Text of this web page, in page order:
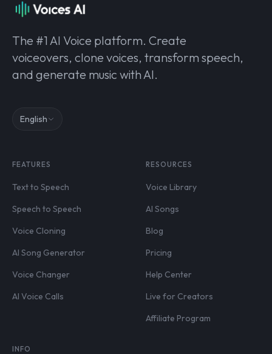
The #1 AI Voice platform. Create
voiceovers, clone voices, transform speech,
and generate music with AI.
English
FEATURES
Text to Speech
Speech to Speech
Voice Cloning
AI Song Generator
Voice Changer
AI Voice Calls
RESOURCES
Voice Library
AI Songs
Blog
Pricing
Help Center
Live for Creators
Affiliate Program
INFO